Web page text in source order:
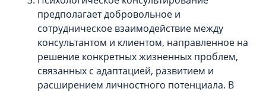
предполагает добровольное и
сотрудническое взаимодействие между
консультантом и клиентом, направленное на
решение конкретных жизненных проблем,
связанных с адаптацией, развитием и
расширением личностного потенциала. В